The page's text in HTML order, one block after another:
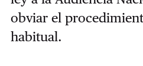
obviar el
habitual.